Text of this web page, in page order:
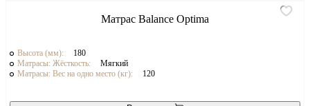
Матрас Balance Optima
Высота (мм):
180
Матрасы: Жёсткость:
Мягкий
Матрасы: Вес на одно место (кг):
120